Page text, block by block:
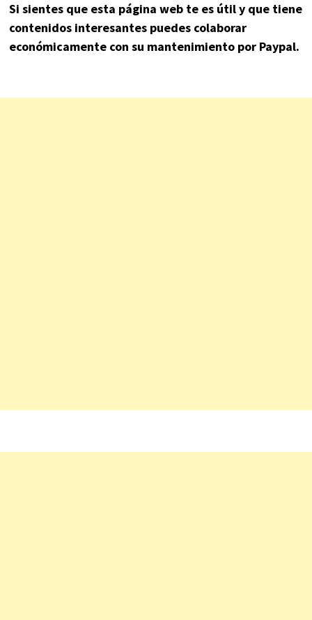
Si sientes que esta página web te es útil y que tiene
contenidos interesantes puedes colaborar
económicamente con su mantenimiento por Paypal.